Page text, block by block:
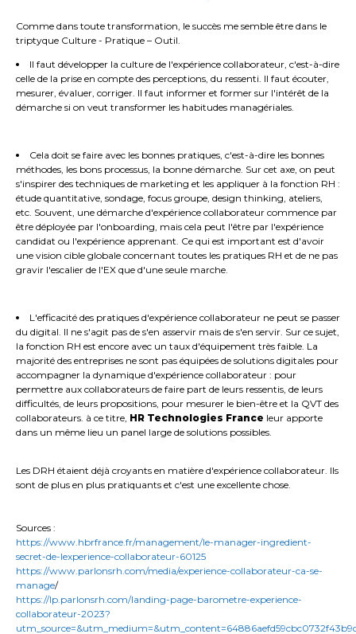
Comme dans toute transformation, le succès me semble être dans le
triptyque Culture - Pratique – Outil.
Il faut développer la culture de l'expérience collaborateur, c'est-à-dire
celle de la prise en compte des perceptions, du ressenti. Il faut écouter,
mesurer, évaluer, corriger. Il faut informer et former sur l'intérêt de la
démarche si on veut transformer les habitudes managériales.
Cela doit se faire avec les bonnes pratiques, c'est-à-dire les bonnes
méthodes, les bons processus, la bonne démarche. Sur cet axe, on peut
s'inspirer des techniques de marketing et les appliquer à la fonction RH :
étude quantitative, sondage, focus groupe, design thinking, ateliers,
etc. Souvent, une démarche d'expérience collaborateur commence par
être déployée par l'onboarding, mais cela peut l'être par l'expérience
candidat ou l'expérience apprenant. Ce qui est important est d'avoir
une vision cible globale concernant toutes les pratiques RH et de ne pas
gravir l'escalier de l'EX que d'une seule marche.
L'efficacité des pratiques d'expérience collaborateur ne peut se passer
du digital. Il ne s'agit pas de s'en asservir mais de s'en servir. Sur ce sujet,
la fonction RH est encore avec un taux d'équipement très faible. La
majorité des entreprises ne sont pas équipées de solutions digitales pour
accompagner la dynamique d'expérience collaborateur : pour
permettre aux collaborateurs de faire part de leurs ressentis, de leurs
difficultés, de leurs propositions, pour mesurer le bien-être et la QVT des
collaborateurs. à ce titre, HR Technologies France leur apporte
dans un même lieu un panel large de solutions possibles.
Les DRH étaient déjà croyants en matière d'expérience collaborateur. Ils
sont de plus en plus pratiquants et c'est une excellente chose.
Sources :
https://www.hbrfrance.fr/management/le-manager-ingredient-
secret-de-lexperience-collaborateur-60125
https://www.parlonsrh.com/media/experience-collaborateur-ca-se-
manage/
https://lp.parlonsrh.com/landing-page-barometre-experience-
collaborateur-2023?